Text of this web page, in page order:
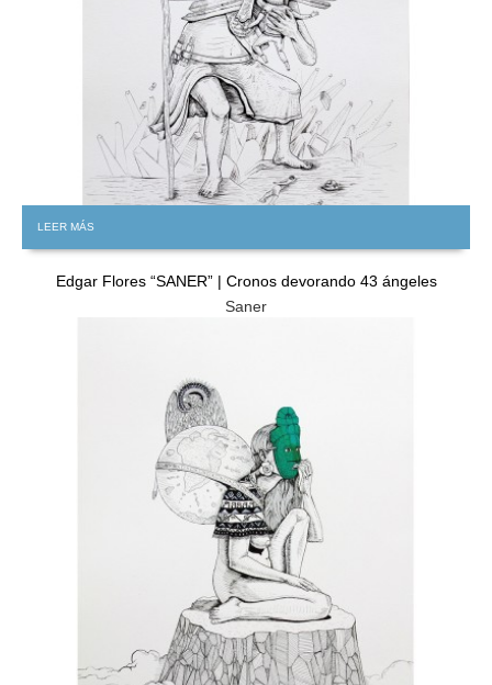
LEER MÁS
Edgar Flores “SANER” | Cronos devorando 43 ángeles
Saner